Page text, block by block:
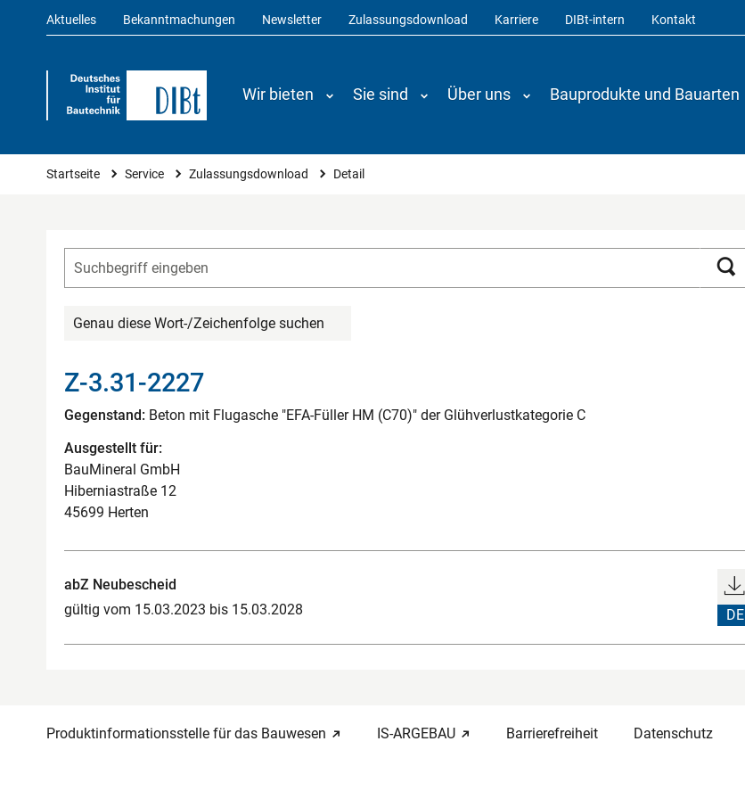
Aktuelles Bekanntmachungen Newsletter Zulassungsdownload Karriere DIBt-intern Kontakt
Wir bieten Sie sind Über uns Bauprodukte und Bauarten
Sie sind hier
Startseite Service Zulassungsdownload Detail
Genau diese Wort-/Zeichenfolge suchen
Z-3.31-2227
Gegenstand: Beton mit Flugasche "EFA-Füller HM (C70)" der Glühverlustkategorie C
Ausgestellt für:
BauMineral GmbH
Hiberniastraße 12
45699 Herten
abZ Neubescheid
gültig vom 15.03.2023 bis 15.03.2028
DE
Produktinformationsstelle für das Bauwesen IS-ARGEBAU Barrierefreiheit Datenschutz